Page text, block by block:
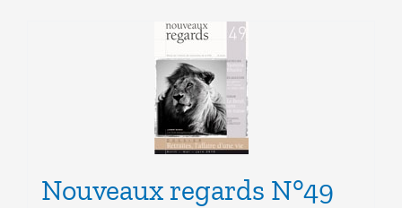
plusieurs
variations.
Les
options
peuvent
être
choisies
sur
page
Nouveaux regards N°49